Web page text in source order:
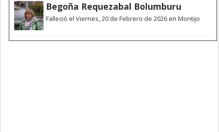
Begoña Requezabal Bolumburu
Falleció el Viernes, 20 de Febrero de 2026 en Montijo